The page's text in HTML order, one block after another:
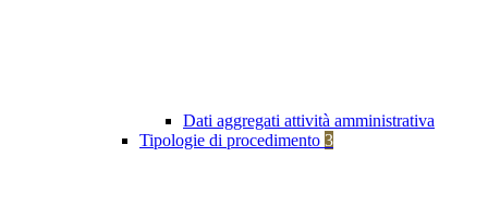
Dati aggregati attività amministrativa
Tipologie di procedimento 3